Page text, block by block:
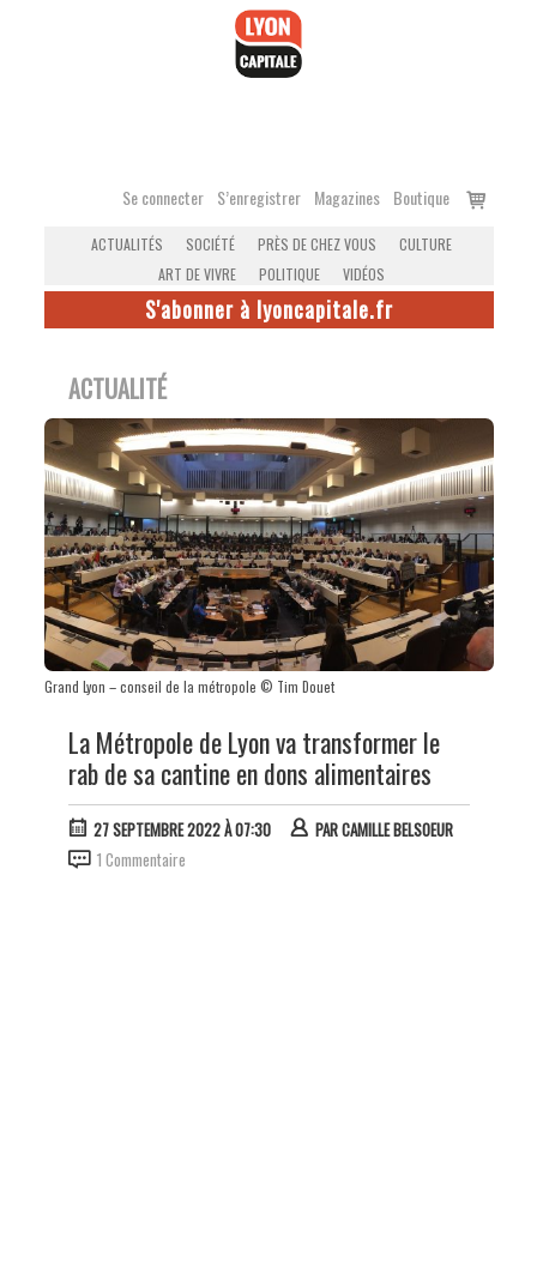
Se connecter S’enregistrer Magazines Boutique
Voir
ACTUALITÉS SOCIÉTÉ PRÈS DE CHEZ VOUS
CULTURE
ART DE VIVRE
POLITIQUE VIDÉOS
S'abonner à lyoncapitale.fr
ACTUALITÉ
Grand Lyon – conseil de la métropole © Tim Douet
La Métropole de Lyon va transformer le
rab de sa cantine en dons alimentaires
27 SEPTEMBRE 2022 À 07:30 PARCAMILLE BELSOEUR
1 Commentaire